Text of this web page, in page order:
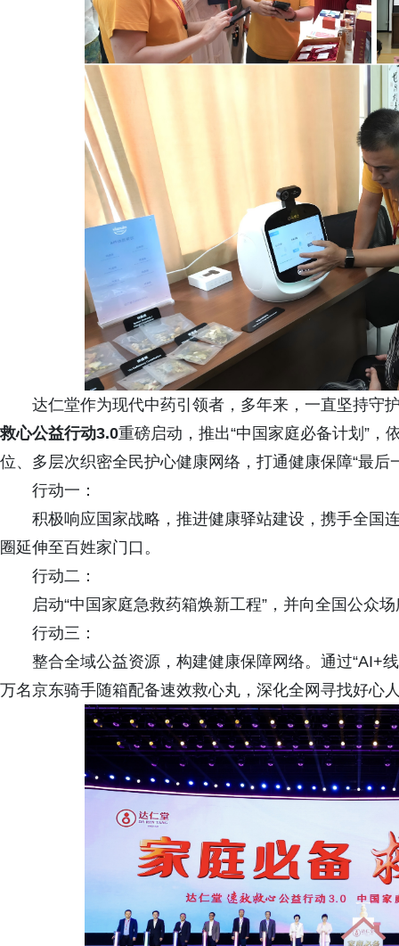
达仁堂作为现代中药引领者，多年来，一直坚持守
救心公益行动3.0重磅启动，推出“中国家庭必备计划”
位、多层次织密全民护心健康网络，打通健康保障“最后
行动一：
积极响应国家战略，推进健康驿站建设，携手全国
圈延伸至百姓家门口。
行动二：
启动“中国家庭急救药箱焕新工程”，并向全国公众
行动三：
整合全域公益资源，构建健康保障网络。通过“AI+
万名京东骑手随箱配备速效救心丸，深化全网寻找好心